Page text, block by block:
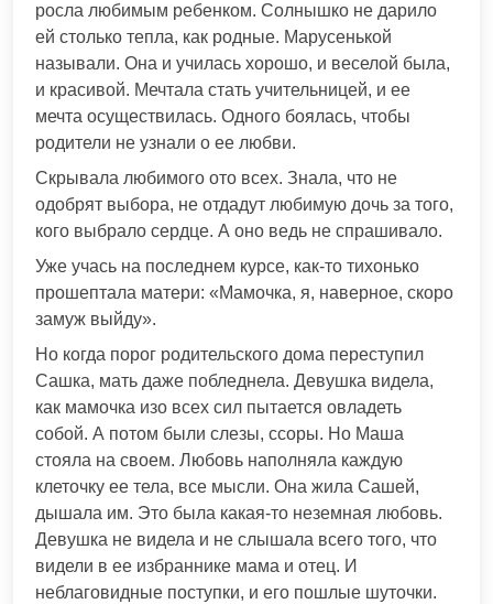
росла любимым ребенком. Солнышко не дарило
ей столько тепла, как родные. Марусенькой
называли. Она и училась хорошо, и веселой была,
и красивой. Мечтала стать учительницей, и ее
мечта осуществилась. Одного боялась, чтобы
родители не узнали о ее любви.
Скрывала любимого ото всех. Знала, что не
одобрят выбора, не отдадут любимую дочь за того,
кого выбрало сердце. А оно ведь не спрашивало.
Уже учась на последнем курсе, как-то тихонько
прошептала матери: «Мамочка, я, наверное, скоро
замуж выйду».
Но когда порог родительского дома переступил
Сашка, мать даже побледнела. Девушка видела,
как мамочка изо всех сил пытается овладеть
собой. А потом были слезы, ссоры. Но Маша
стояла на своем. Любовь наполняла каждую
клеточку ее тела, все мысли. Она жила Сашей,
дышала им. Это была какая-то неземная любовь.
Девушка не видела и не слышала всего того, что
видели в ее избраннике мама и отец. И
неблаговидные поступки, и его пошлые шуточки.